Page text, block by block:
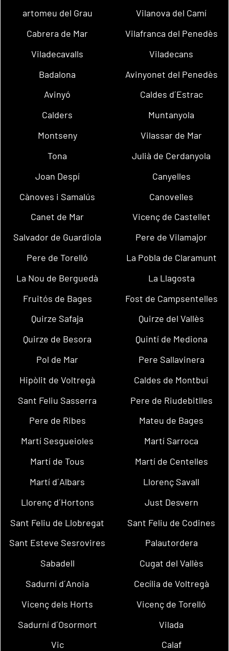
artomeu del Grau
Vilanova del Camí
Cabrera de Mar
Vilafranca del Penedès
Viladecavalls
Viladecans
Badalona
Avinyonet del Penedès
Avinyó
Caldes d´Estrac
Calders
Muntanyola
Montseny
Vilassar de Mar
Tona
Julià de Cerdanyola
Joan Despí
Canyelles
Cànoves i Samalús
Canovelles
Canet de Mar
Vicenç de Castellet
Salvador de Guardiola
Pere de Vilamajor
Pere de Torelló
La Pobla de Claramunt
La Nou de Berguedà
La Llagosta
Fruitós de Bages
Fost de Campsentelles
Quirze Safaja
Quirze del Vallès
Quirze de Besora
Quintí de Mediona
Pol de Mar
Pere Sallavinera
Hipòlit de Voltregà
Caldes de Montbui
Sant Feliu Sasserra
Pere de Riudebitlles
Pere de Ribes
Mateu de Bages
Martí Sesgueioles
Martí Sarroca
Martí de Tous
Martí de Centelles
Martí d´Albars
Llorenç Savall
Llorenç d´Hortons
Just Desvern
Sant Feliu de Llobregat
Sant Feliu de Codines
Sant Esteve Sesrovires
Palautordera
Sabadell
Cugat del Vallès
Sadurní d´Anoia
Cecília de Voltregà
Vicenç dels Horts
Vicenç de Torelló
Sadurní d´Osormort
Vilada
Vic
Calaf